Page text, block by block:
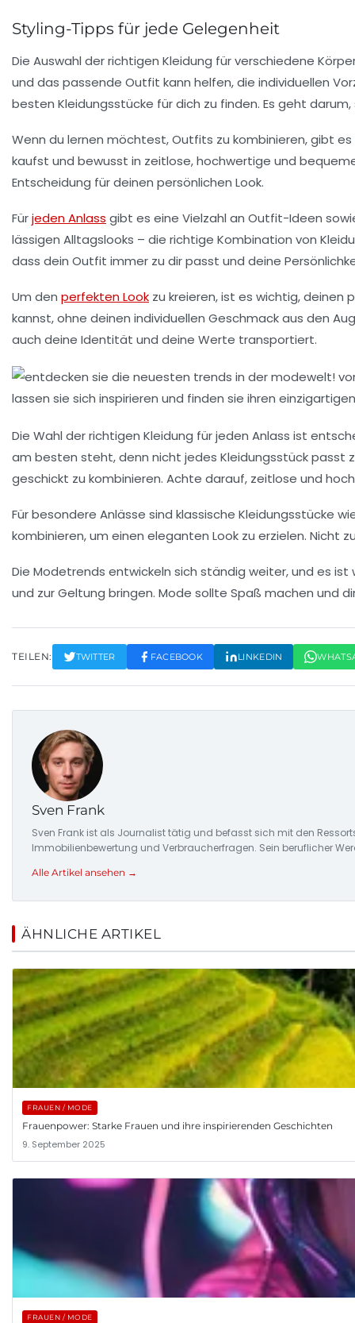
Styling-Tipps für jede Gelegenheit
Die Auswahl der richtigen Kleidung für verschiedene
und das passende Outfit kann helfen, die individuellen
besten Kleidungsstücke für dich zu finden. Es geht
Wenn du lernen möchtest,Outfits zu kombinieren, gibt es
kaufst und bewusst in zeitlose, hochwertige und
Entscheidung für deinen persönlichen Look.
Fürjeden Anlass gibt es eine Vielzahl an Outfit-Ideen
lässigen Alltagslooks – die richtige Kombination von
dass dein Outfit immer zu dir passt und deine
Um den perfekten Look zu kreieren, ist es wichtig,deinen
kannst, ohne deinen individuellen Geschmack aus den
auch deine Identität und deine Werte transportiert.
Die Wahl der richtigen Kleidung für jeden Anlass ist
am besten steht, denn nicht jedes Kleidungsstück passt
geschickt zu kombinieren. Achte darauf, zeitlose und
Für besondere Anlässe sind klassische Kleidungsstücke
kombinieren, um einen eleganten Look zu erzielen. Nicht
Die Modetrends entwickeln sich ständig weiter, und es
und zur Geltung bringen. Mode sollte Spaß machen und
TEILEN: TWITTER FACEBOOK LINKEDIN
Sven Frank
Sven Frank ist als Journalist tätig und befasst sich mit den
Immobilienbewertung und Verbraucherfragen. Sein beruflicher
Alle Artikel ansehen →
ÄHNLICHE ARTIKEL
FRAUEN / MODE
Frauenpower: Starke Frauen und ihre inspirierenden Geschichten
9. September 2025
FRAUEN / MODE